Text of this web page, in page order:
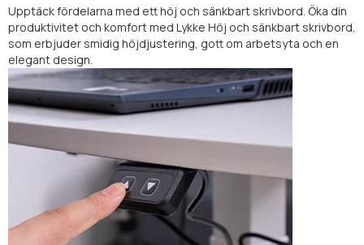
Upptäck fördelarna med ett höj och sänkbart skrivbord. Öka din
produktivitet och komfort med Lykke Höj och sänkbart skrivbord,
som erbjuder smidig höjdjustering, gott om arbetsyta och en
elegant design.